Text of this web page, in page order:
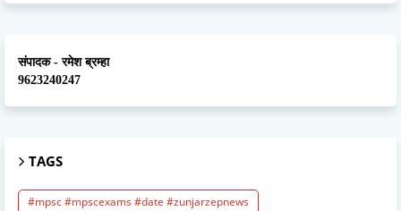
संपादक - रमेश ब्रम्हा
9623240247
TAGS
#mpsc #mpscexams #date #zunjarzepnews